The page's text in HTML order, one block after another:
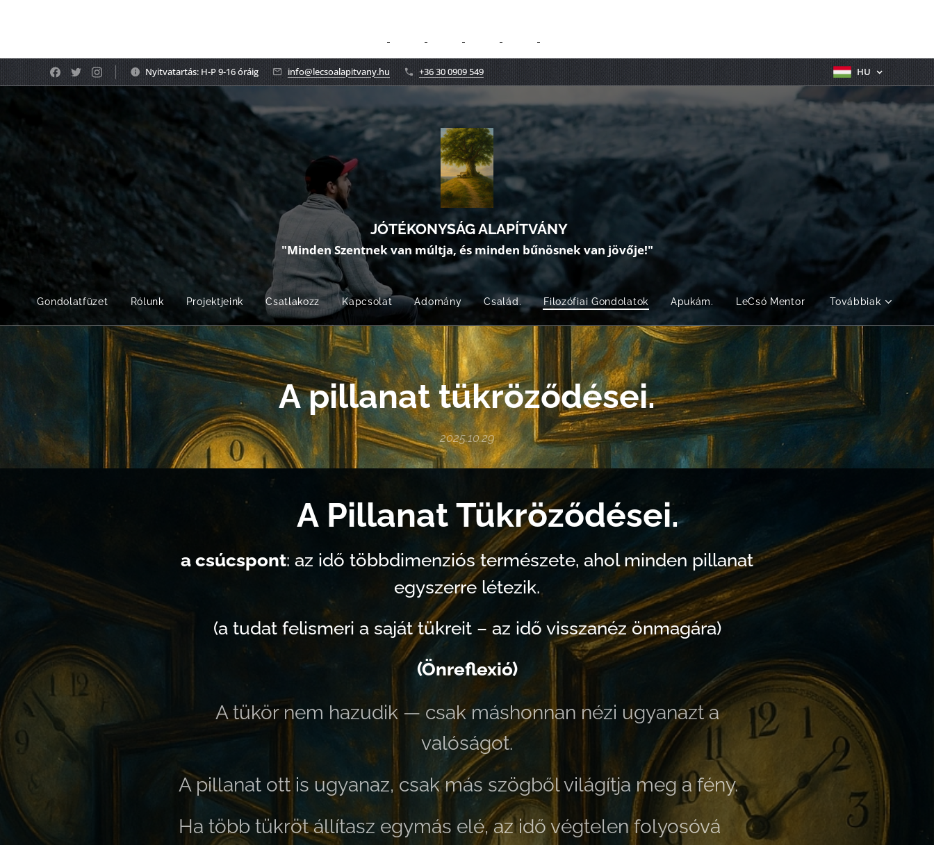
Nyitvatartás: H-P 9-16 óráig info@lecsoalapitvany.hu +36 30 0909 549 HU
JÓTÉKONYSÁG ALAPÍTVÁNY
"Minden Szentnek van múltja, és minden bűnösnek van jövője!"
Gondolatfüzet Rólunk Projektjeink Csatlakozz Kapcsolat Adomány Család. Filozófiai Gondolatok Apukám. LeCsó Mentor Továbbiak
A pillanat tükröződései.
2025.10.29
🔮 A Pillanat Tükröződései.
a csúcspont: az idő többdimenziós természete, ahol minden pillanat
egyszerre létezik.
(a tudat felismeri a saját tükreit – az idő visszanéz önmagára)
(Önreflexió)
A tükör nem hazudik — csak máshonnan nézi ugyanazt a
valóságot.
A pillanat ott is ugyanaz, csak más szögből világítja meg a fény.
Ha több tükröt állítasz egymás elé,az idő végtelen folyosóvá